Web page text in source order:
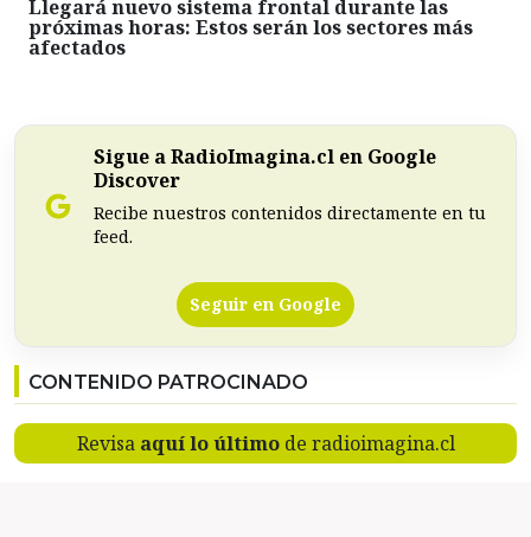
Llegará nuevo sistema frontal durante las
próximas horas: Estos serán los sectores más
afectados
Sigue a RadioImagina.cl en Google
Discover
Recibe nuestros contenidos directamente en tu
feed.
Seguir en Google
CONTENIDO PATROCINADO
Revisa aquí lo últimode radioimagina.cl